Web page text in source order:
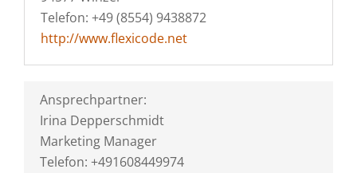
Telefon: +49 (8554) 9438872
http://www.flexicode.net
Ansprechpartner:
Irina Depperschmidt
Marketing Manager
Telefon: +491608449974